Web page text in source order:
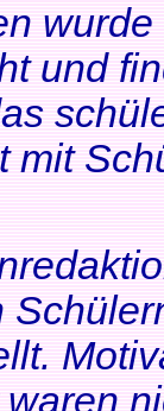
und
mit